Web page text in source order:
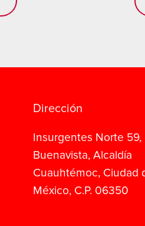
Dirección
Insurgentes Norte 59,
Buenavista, Alcaldía
Cuauhtémoc, Ciudad
México, C.P. 06350